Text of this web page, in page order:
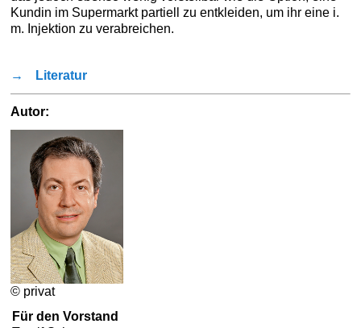
Kundin im Supermarkt partiell zu entkleiden, um ihr eine i.
m. Injektion zu verabreichen.
→ Literatur
Autor:
© privat
Für den Vorstand